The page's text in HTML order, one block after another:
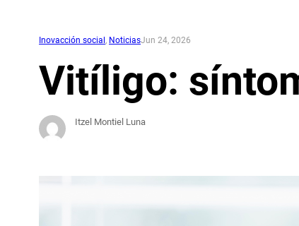
Inovacción social NoticiasJun 24, 2026
Vitíligo:
Itzel Montiel Luna